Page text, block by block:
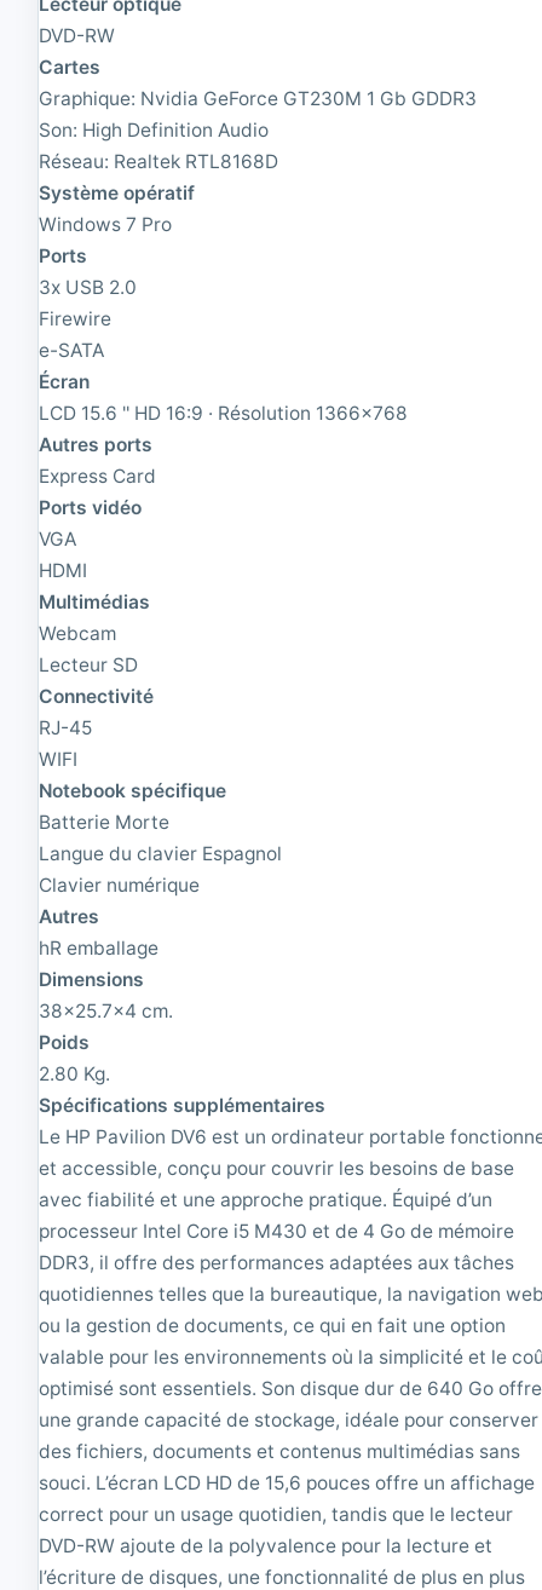
|
C
o
r
7
1
8
G
H
z
|
8
G
B
R
A
M
|
5
1
2
G
B
S
S
D
M
1
9
2
0
x
1
0
8
0
'
|
F
a
t
e
|
C
o
r
i
7
2
8
G
H
z
|
1
6
G
B
R
A
M
|
2
6
G
B
S
S
D
M
2
1
9
0
x
1
0
8
0
DVD-RW
Cartes
Graphique: Nvidia GeForce GT230M 1 Gb GDDR3
Son: High Definition Audio
Réseau: Realtek RTL8168D
Système opératif
Windows 7 Pro
Ports
3x USB 2.0
Firewire
e-SATA
Écran
LCD 15.6 '' HD 16:9 · Résolution 1366x768
Autres ports
Express Card
Ports vidéo
VGA
HDMI
Multimédias
Webcam
Lecteur SD
Connectivité
RJ-45
WIFI
Notebook spécifique
Batterie Morte
Langue du clavier Espagnol
Clavier numérique
Autres
hR emballage
Dimensions
38x25.7x4 cm.
Poids
2.80 Kg.
Spécifications supplémentaires
Le HP Pavilion DV6 est un ordinateur portable
et accessible, conçu pour couvrir les besoins de base
avec fiabilité et une approche pratique. Équipé d’un
processeur Intel Core i5 M430 et de 4 Go de mémoire
DDR3, il offre des performances adaptées aux tâches
quotidiennes telles que la bureautique, la navigation
ou la gestion de documents, ce qui en fait une option
valable pour les environnements où la simplicité et le
optimisé sont essentiels. Son disque dur de 640 Go offre
une grande capacité de stockage, idéale pour conserver
des fichiers, documents et contenus multimédias sans
souci. L’écran LCD HD de 15,6 pouces offre un affichage
correct pour un usage quotidien, tandis que le lecteur
DVD-RW ajoute de la polyvalence pour la lecture et
l’écriture de disques, une fonctionnalité de plus en plus